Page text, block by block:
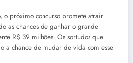
o próximo concurso promete atrair
as chances de ganhar o grande
R$ 39 milhões. Os sortudos que
a chance de mudar de vida com esse